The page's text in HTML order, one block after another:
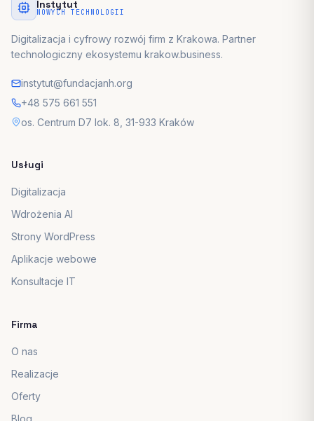
Instytut
NOWYCH TECHNOLOGII
Digitalizacja i cyfrowy rozwój firm z Krakowa. Partner
technologiczny ekosystemu krakow.business.
instytut@fundacjanh.org
+48 575 661 551
os. Centrum D7 lok. 8, 31-933 Kraków
Usługi
Digitalizacja
Wdrożenia AI
Strony WordPress
Aplikacje webowe
Konsultacje IT
Firma
O nas
Realizacje
Oferty
Blog